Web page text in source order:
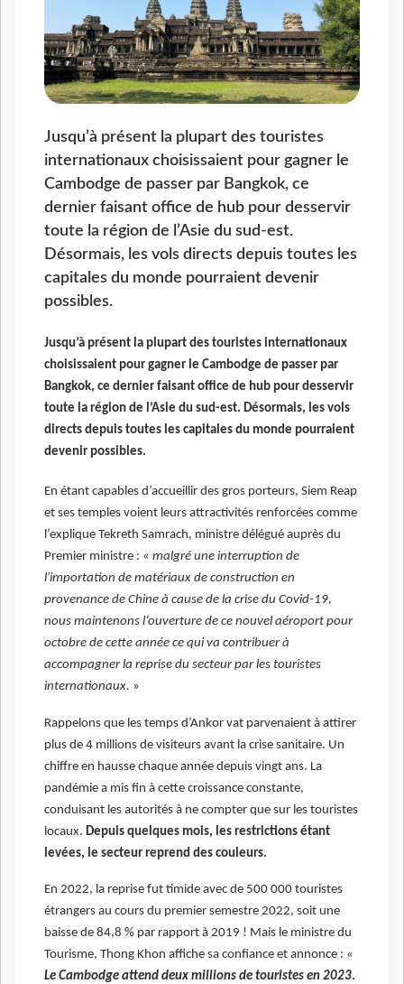
Jusqu’à présent la plupart des touristes
internationaux choisissaient pour gagner le
Cambodge de passer par Bangkok, ce
dernier faisant office de hub pour desservir
toute la région de l’Asie du sud-est.
Désormais, les vols directs depuis toutes les
capitales du monde pourraient devenir
possibles.
Jusqu’à présent la plupart des touristes internationaux
choisissaient pour gagner le Cambodge de passer par
Bangkok, ce dernier faisant office de hub pour desservir
toute la région de l’Asie du sud-est. Désormais, les vols
directs depuis toutes les capitales du monde pourraient
devenir possibles.
En étant capables d’accueillir des gros porteurs, Siem Reap
et ses temples voient leurs attractivités renforcées comme
l’explique Tekreth Samrach, ministre délégué auprès du
Premier ministre : « malgré une interruption de
l'importation de matériaux de construction en
provenance de Chine à cause de la crise du Covid-19,
nous maintenons l’ouverture de ce nouvel aéroport pour
octobre de cette année ce qui va contribuer à
accompagner la reprise du secteur par les touristes
internationaux. »
Rappelons que les temps d’Ankor vat parvenaient à attirer
plus de 4 millions de visiteurs avant la crise sanitaire. Un
chiffre en hausse chaque année depuis vingt ans. La
pandémie a mis fin à cette croissance constante,
conduisant les autorités à ne compter que sur les touristes
locaux. Depuis quelques mois, les restrictions étant
levées, le secteur reprend des couleurs.
En 2022, la reprise fut timide avec de 500 000 touristes
étrangers au cours du premier semestre 2022, soit une
baisse de 84,8 % par rapport à 2019 ! Mais le ministre du
Tourisme, Thong Khon affiche sa confiance et annonce : «
Le Cambodge attend deux millions de touristes en 2023.